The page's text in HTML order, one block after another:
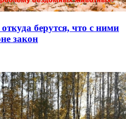
берутся, что с ними
закон